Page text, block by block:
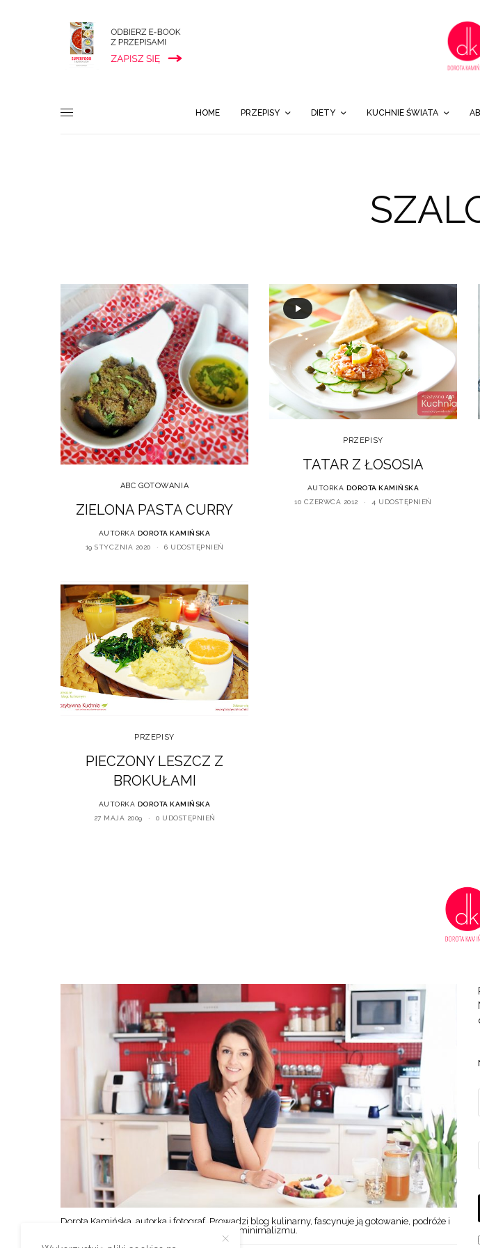
HOME PRZEPISY DIETY KUCHNIE ŚWIATA
ABC GOTOWANIA
ZIELONA PASTA CURRY
AUTORKA DOROTA KAMIŃSKA
19 STYCZNIA 2020
6 UDOSTĘPNIEŃ
PRZEPISY
TATAR Z ŁOSOSIA
AUTORKA DOROTA KAMIŃSKA
10 CZERWCA 2012
4 UDOSTĘPNIEŃ
PRZEPISY
PIECZONY LESZCZ Z
BROKUŁAMI
AUTORKA DOROTA KAMIŃSKA
27 MAJA 2009
0 UDOSTĘPNIEŃ
Dorota Kamińska, autorka i fotograf. Prowadzi blog kulinarny, fascynuje ją gotowanie, podróże i
styl życia w duchu prostoty, oszczędności i minimalizmu.